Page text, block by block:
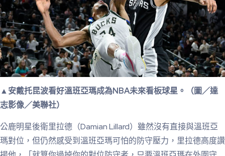
▲安戴托昆波看好溫班亞瑪成為NBA未來看板球星。（圖／達
志影像／美聯社）
公鹿明星後衛里拉德（Damian Lillard）雖然沒有直接與溫班亞
瑪對位，但仍然感受到溫班亞瑪可怕的防守壓力，里拉德高度讚